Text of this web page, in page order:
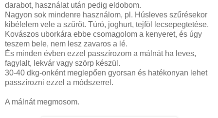
darabot, használat után pedig eldobom.
Nagyon sok mindenre használom, pl. Húsleves szűrésekor
kibélelem vele a szűrőt. Túró, joghurt, tejföl lecsepegtetése.
Kovászos uborkára ebbe csomagolom a kenyeret, és úgy
teszem bele, nem lesz zavaros a lé.
És minden évben ezzel passzírozom a málnát ha leves,
fagylalt, lekvár vagy szörp készül.
30-40 dkg-onként meglepően gyorsan és hatékonyan lehet
passzírozni ezzel a módszerrel.
A málnát megmosom.